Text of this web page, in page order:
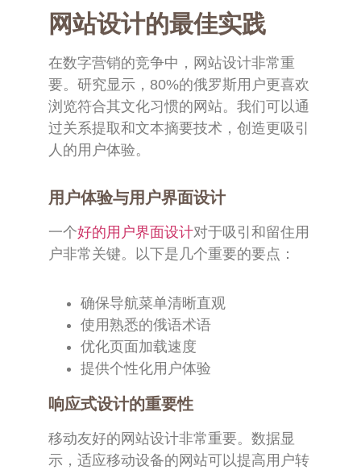
网站设计的最佳实践
在数字营销的竞争中，网站设计非常重
要。研究显示，80%的俄罗斯用户更喜欢
浏览符合其文化习惯的网站。我们可以通
过关系提取和文本摘要技术，创造更吸引
人的用户体验。
用户体验与用户界面设计
一个好的用户界面设计对于吸引和留住用
户非常关键。以下是几个重要的要点：
确保导航菜单清晰直观
使用熟悉的俄语术语
优化页面加载速度
提供个性化用户体验
响应式设计的重要性
移动友好的网站设计非常重要。数据显
示，适应移动设备的网站可以提高用户转